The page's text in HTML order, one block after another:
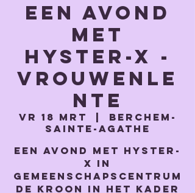
Een avond
met
Hyster-x -
vrouwenle
nte
vr 18 mrt
Berchem-
Sainte-Agathe
Een avond met Hyster-
x in
gemeenschapscentrum
De Kroon in het kader